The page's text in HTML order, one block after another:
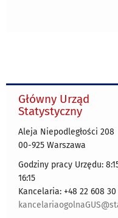
Główny Urząd
Statystyczny
Aleja Niepodległości 208
00-925 Warszawa
Godziny pracy Urzędu:
16:15
Kancelaria: +48 22 608 30